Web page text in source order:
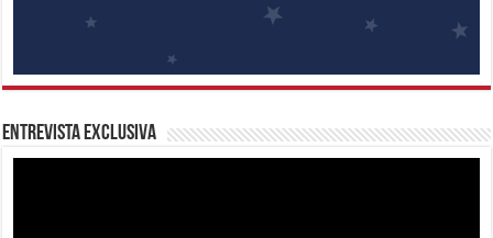
Entrevista Exclusiva